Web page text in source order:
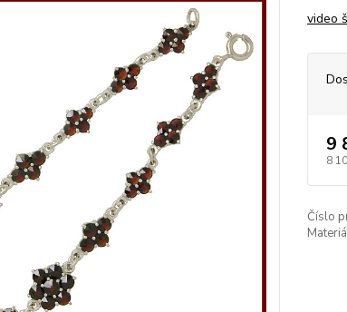
video
9
8
Číslo